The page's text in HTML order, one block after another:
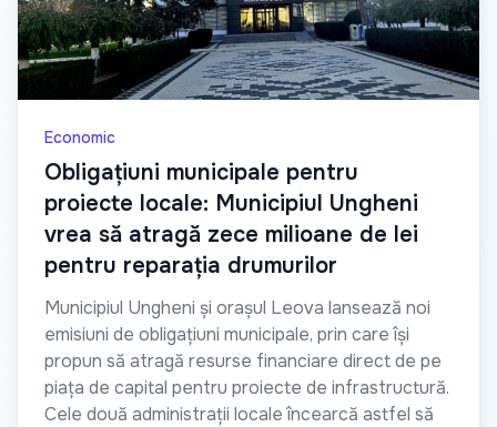
Economic
Obligațiuni municipale pentru
proiecte locale: Municipiul Ungheni
vrea să atragă zece milioane de lei
pentru reparația drumurilor
Municipiul Ungheni și orașul Leova lansează noi
emisiuni de obligațiuni municipale, prin care își
propun să atragă resurse financiare direct de pe
piața de capital pentru proiecte de infrastructură.
Cele două administrații locale încearcă astfel să